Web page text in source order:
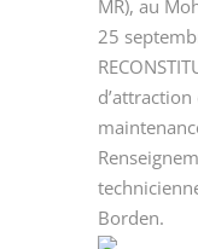
MR), au
25
Borden.